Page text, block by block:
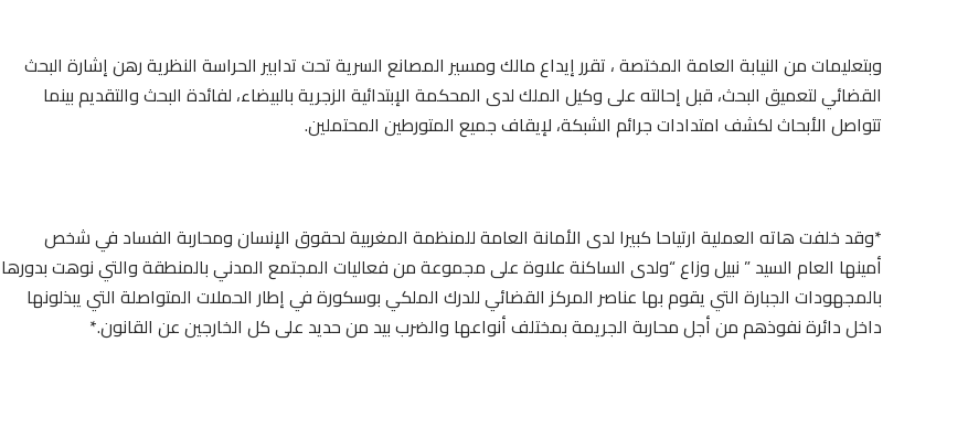
وبتعليمات من النيابة العامة المختصة ، تقرر إيداع مالك ومسير المصانع السرية تحت تدابير الحراسة النظرية رهن إشارة البحث
القضائي لتعميق البحث، قبل إحالته على وكيل الملك لدى المحكمة الإبتدائية الزجرية بالبيضاء، لفائدة البحث والتقديم بينما
تتواصل الأبحاث لكشف امتدادات جرائم الشبكة، لإيقاف جميع المتورطين المحتملين.
*وقد خلفت هاته العملية ارتياحا كبيرا لدى الأمانة العامة للمنظمة المغربية لحقوق الإنسان ومحاربة الفساد في شخص
أمينها العام السيد ” نبيل وزاع “ولدى الساكنة علاوة على مجموعة من فعاليات المجتمع المدني بالمنطقة والتي نوهت بدورها
بالمجهودات الجبارة التي يقوم بها عناصر المركز القضائي للدرك الملكي بوسكورة في إطار الحملات المتواصلة التي يبذلونها
داخل دائرة نفوذهم من أجل محاربة الجريمة بمختلف أنواعها والضرب بيد من حديد على كل الخارجين عن القانون.*